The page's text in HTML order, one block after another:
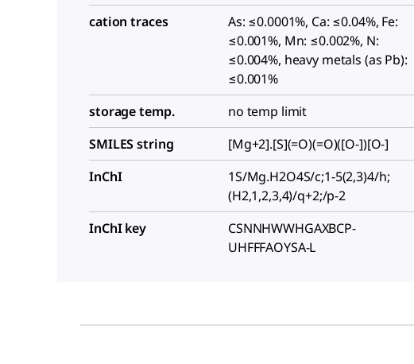
cation traces
As: ≤0.0001%, Ca: ≤0.04%, Fe:
≤0.001%, Mn: ≤0.002%, N:
≤0.004%, heavy metals (as Pb):
≤0.001%
storage temp.
no temp limit
SMILES string
[Mg+2].[S](=O)(=O)([O-])[O-]
InChI
1S/Mg.H2O4S/c;1-5(2,3)4/h;
(H2,1,2,3,4)/q+2;/p-2
InChI key
CSNNHWWHGAXBCP-
UHFFFAOYSA-L